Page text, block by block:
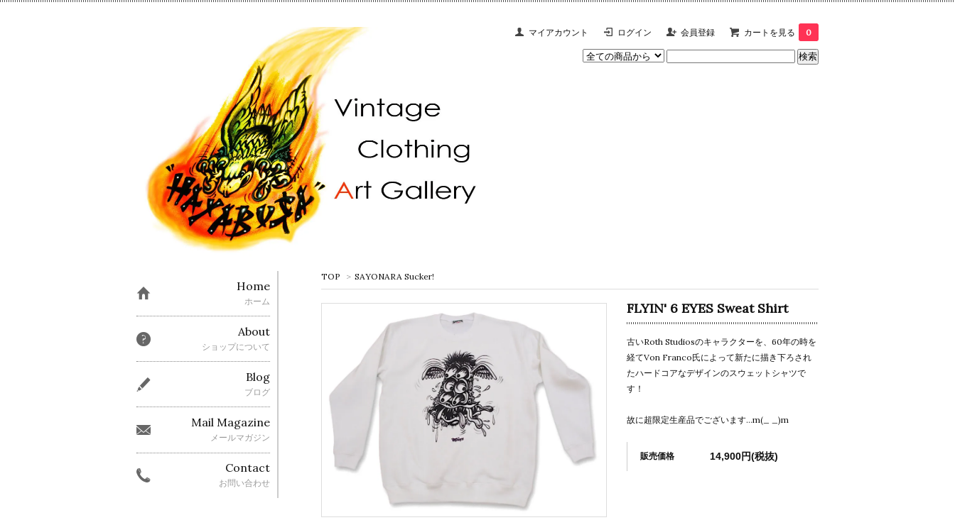
マイアカウント ログイン 会員登録 カートを見る 0
TOP > SAYONARA Sucker!
FLYIN' 6 EYES Sweat Shirt
古いRoth Studiosのキャラクターを、60年の時を
経てVon Franco氏によって新たに描き下ろされ
たハードコアなデザインのスウェットシャツで
す！
故に超限定生産品でございます...m(_ _)m
販売価格 14,900円(税抜)
Home
ホーム
About
ショップについて
Blog
ブログ
Mail Magazine
メールマガジン
Contact
お問い合わせ